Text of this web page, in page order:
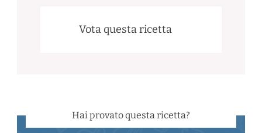
Vota questa ricetta
Hai provato questa ricetta?